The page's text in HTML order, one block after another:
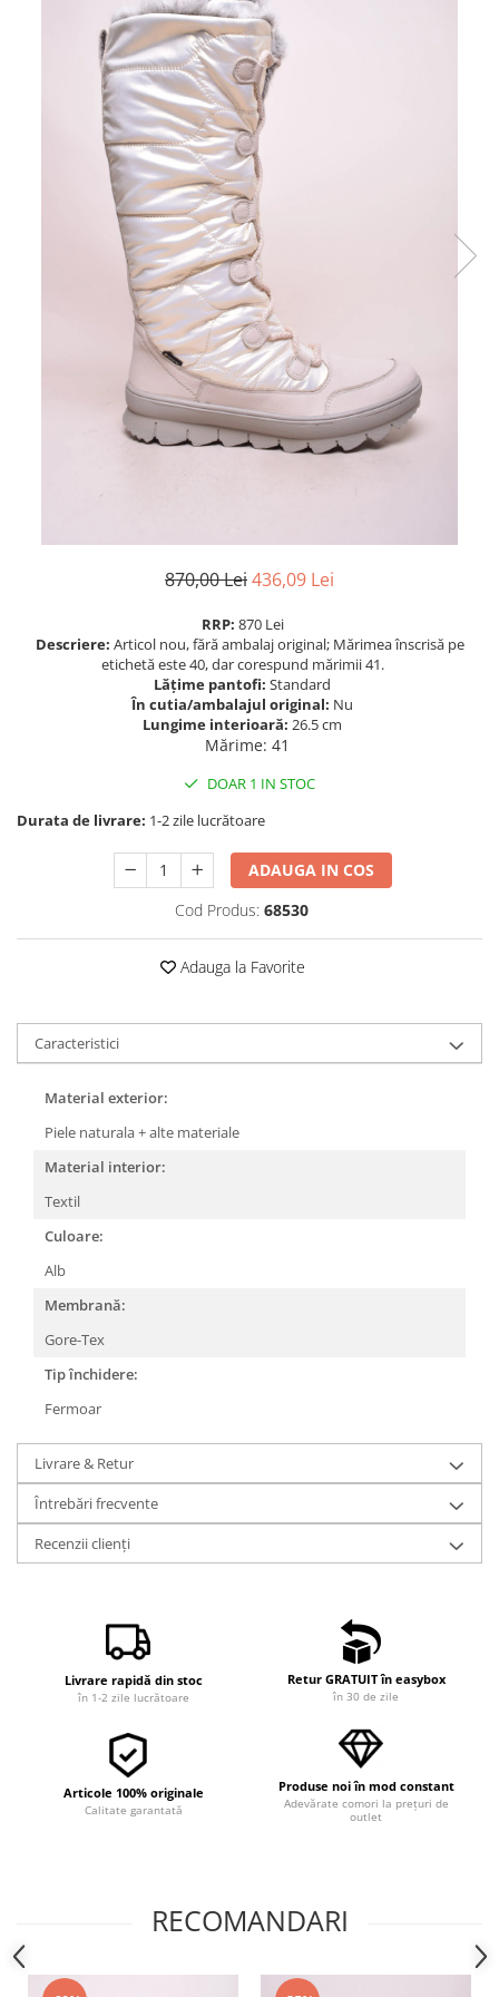
870,00 Lei436,09 Lei
RRP: 870 Lei
Descriere: Articol nou, fără ambalaj original; Mărimea înscrisă pe
etichetă este 40, dar corespund mărimii 41.
Lățime pantofi: Standard
În cutia/ambalajul original: Nu
Lungime interioară: 26.5 cm
Mărime: 41
DOAR 1 IN STOC
Durata de livrare: 1-2 zile lucrătoare
ADAUGA IN COS
Cod Produs: 68530
Adauga la Favorite
Caracteristici
Material exterior:
Piele naturala + alte materiale
Material interior:
Textil
Culoare:
Alb
Membrană:
Gore-Tex
Tip închidere:
Fermoar
Livrare & Retur
Întrebări frecvente
Recenzii clienți
Livrare rapidă din stoc
în 1-2 zile lucrătoare
Retur GRATUIT în easybox
în 30 de zile
Articole 100% originale
Calitate garantată
Produse noi în mod constant
Adevărate comori la prețuri de
outlet
RECOMANDARI